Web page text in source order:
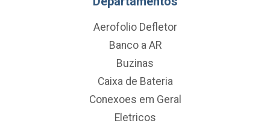
Aerofolio Defletor
Banco a AR
Buzinas
Caixa de Bateria
Conexoes em Geral
Eletricos